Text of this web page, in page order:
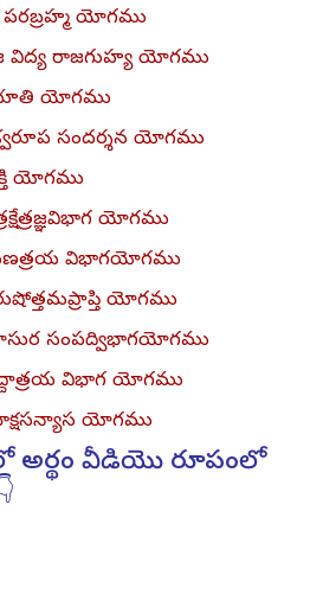
పరబ్రహ్మ యోగము
రాజగుహ్య యోగము
యోగము
సందర్శన యోగము
యోగము
యోగము
విభాగయోగము
యోగము
సంపద్విభాగయోగము
విభాగ యోగము
యోగము
అర్థం వీడియొ రూపంలో